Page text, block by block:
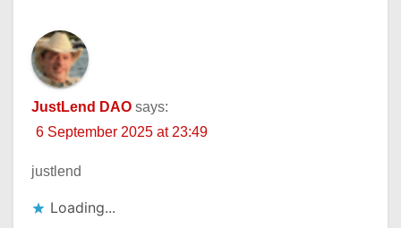
JustLend DAO says:
6 September 2025 at 23:49
justlend
Loading...